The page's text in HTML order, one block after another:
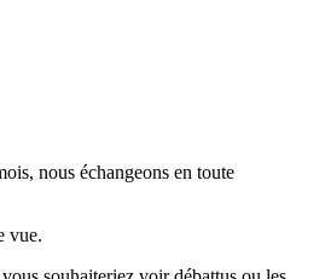
nous échangeons en toute
vue.